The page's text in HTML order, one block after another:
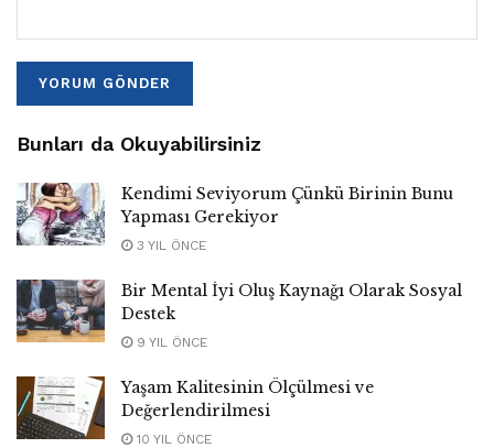
Bunları da Okuyabilirsiniz
Kendimi Seviyorum Çünkü Birinin Bunu
Yapması Gerekiyor
3 YIL ÖNCE
Bir Mental İyi Oluş Kaynağı Olarak Sosyal
Destek
9 YIL ÖNCE
Yaşam Kalitesinin Ölçülmesi ve
Değerlendirilmesi
10 YIL ÖNCE